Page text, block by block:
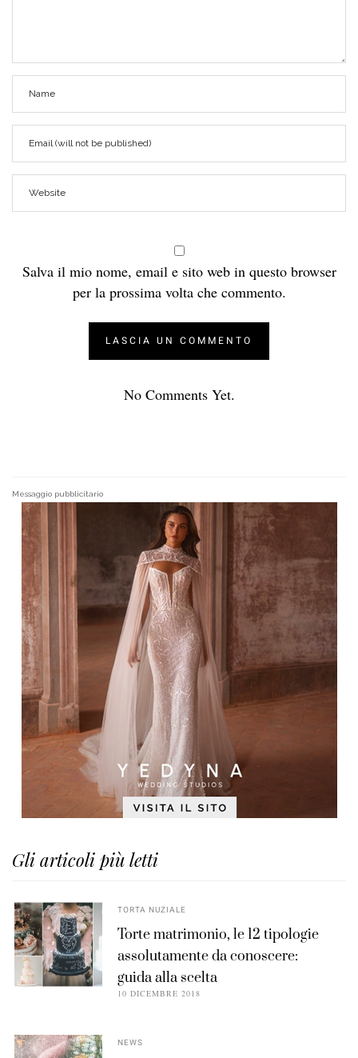
Salva il mio nome, email e sito web in questo browser
per la prossima volta che commento.
No Comments Yet.
Messaggio pubblicitario
Gli articoli più letti
TORTA NUZIALE
Torte matrimonio, le 12 tipologie
assolutamente da conoscere:
guida alla scelta
10 DICEMBRE 2018
NEWS